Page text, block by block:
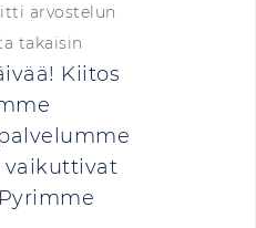
arvostelun
takaisin
Kiitos
vaikuttivat